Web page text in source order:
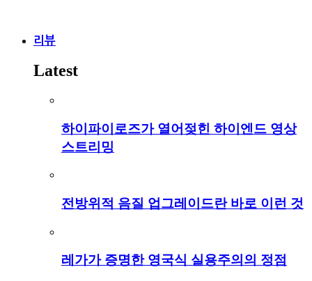
리뷰
Latest
하이파이로즈가 열어젖힌 하이엔드 영상
스트리밍
전방위적 음질 업그레이드란 바로 이런 것
레가가 증명한 영국식 실용주의의 정점